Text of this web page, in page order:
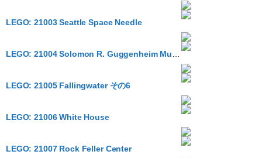
LEGO: 21003 Seattle Space Needle
LEGO: 21005 Fallingwater その6
LEGO: 21006 White House
LEGO: 21007 Rock Feller Center